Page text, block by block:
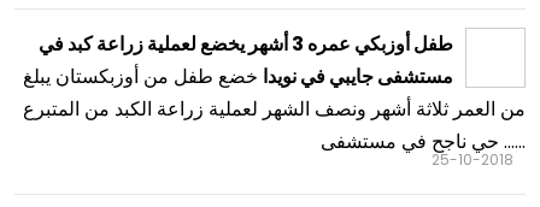
طفل أوزبكي عمره 3 أشهر يخضع لعملية زراعة كبد في
مستشفى جايبي في نويدا خضع طفل من أوزبكستان يبلغ
من العمر ثلاثة أشهر ونصف الشهر لعملية زراعة الكبد من المتبرع
حي ناجح في مستشفى ......
25-10-2018